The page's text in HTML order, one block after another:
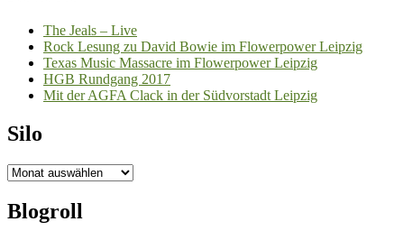
The Jeals – Live
Rock Lesung zu David Bowie im Flowerpower Leipzig
Texas Music Massacre im Flowerpower Leipzig
HGB Rundgang 2017
Mit der AGFA Clack in der Südvorstadt Leipzig
Silo
Silo
Blogroll